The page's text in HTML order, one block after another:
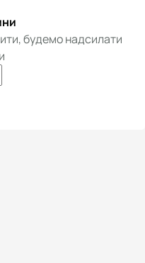
будемо надсилати